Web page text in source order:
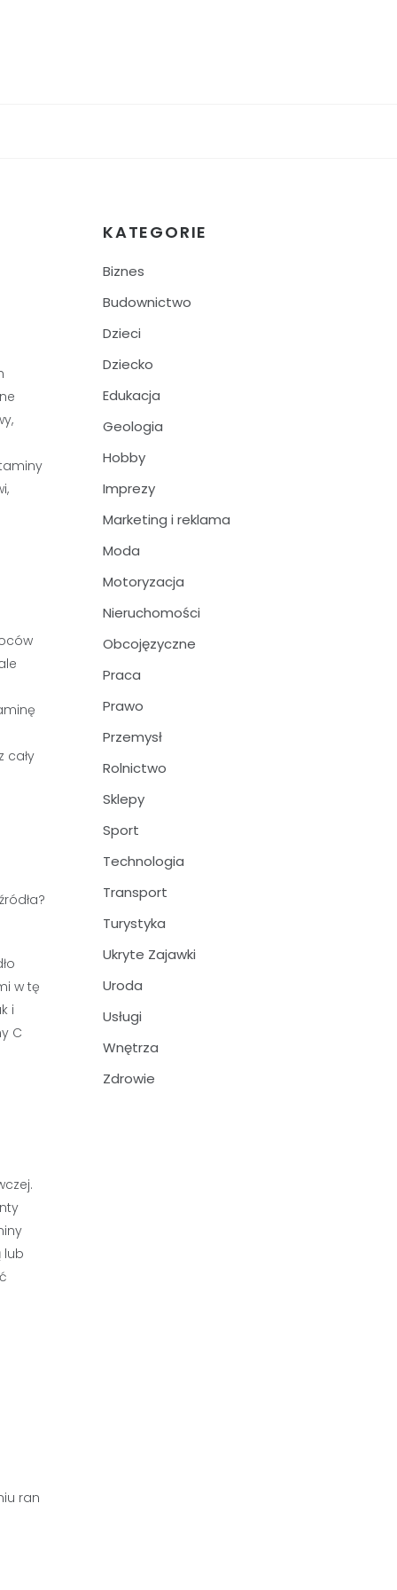
cały
w tę
i
C
lub
ran
KATEGORIE
Biznes
Budownictwo
Dzieci
Dziecko
Edukacja
Geologia
Hobby
Imprezy
Marketing i reklama
Moda
Motoryzacja
Nieruchomości
Obcojęzyczne
Praca
Prawo
Przemysł
Rolnictwo
Sklepy
Sport
Technologia
Transport
Turystyka
Ukryte Zajawki
Uroda
Usługi
Wnętrza
Zdrowie